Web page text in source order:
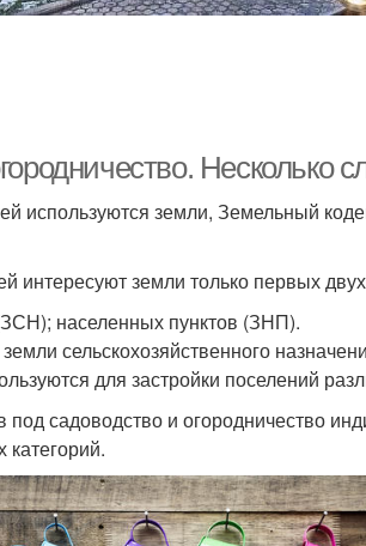
Несколько
используются земли, Земельный
интересуют земли только первых двух
населенных пунктов (ЗНП).
сельскохозяйственного
для застройки поселений
под садоводство и огородничество
категорий.